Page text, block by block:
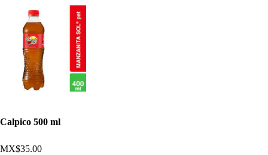
Calpico 500 ml
MX$35.00